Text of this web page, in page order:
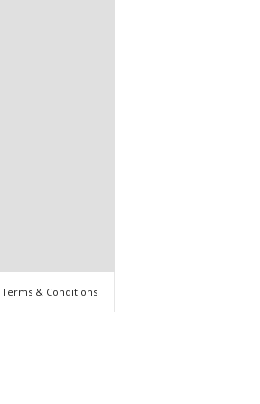
Terms & Conditions